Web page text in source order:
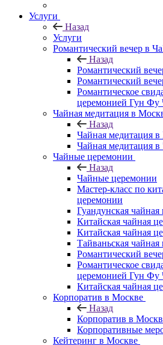
Услуги
Назад
Услуги
Романтический вечер в
Назад
Романтический
Романтический
Романтическое
церемонией Гун Фу
Чайная медитация в
Назад
Чайная медитация
Чайная медитация
Чайные церемонии
Назад
Чайные церемонии
Мастер-класс по
церемонии
Гуандунская
Китайская чайная
Китайская чайная
Тайваньская
Романтический
Романтическое
церемонией Гун Фу
Китайская чайная
Корпоратив в Москве
Назад
Корпоратив в
Корпоративные
Кейтеринг в Москве